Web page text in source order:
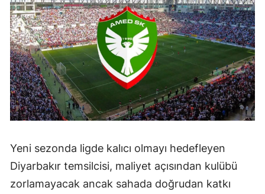
Yeni sezonda ligde kalıcı olmayı hedefleyen
Diyarbakır temsilcisi, maliyet açısından kulübü
zorlamayacak ancak sahada doğrudan katkı